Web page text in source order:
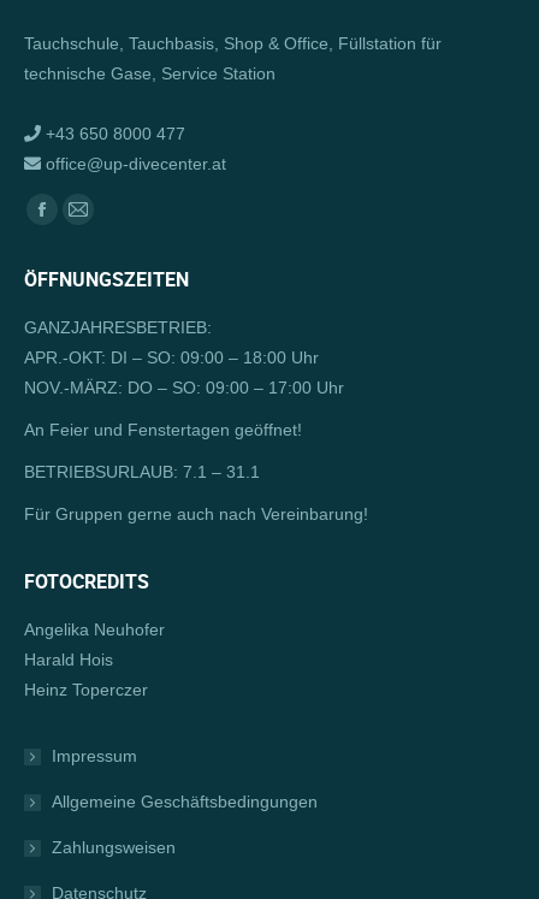
Tauchschule, Tauchbasis, Shop & Office, Füllstation für
technische Gase, Service Station
+43 650 8000 477
office@up-divecenter.at
Finden Sie uns auf:
opens
in
new
window
page
opens
in
new
ÖFFNUNGSZEITEN
GANZJAHRESBETRIEB:
APR.-OKT: DI – SO: 09:00 – 18:00 Uhr
NOV.-MÄRZ: DO – SO: 09:00 – 17:00 Uhr
An Feier und Fenstertagen geöffnet!
BETRIEBSURLAUB: 7.1 – 31.1
Für Gruppen gerne auch nach Vereinbarung!
FOTOCREDITS
Angelika Neuhofer
Harald Hois
Heinz Toperczer
Impressum
Allgemeine Geschäftsbedingungen
Zahlungsweisen
Datenschutz